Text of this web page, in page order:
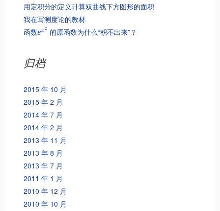
用定积分的定义计算双曲线下方图形的面积
我在写测度论的教材
函数ex2 的原函数为什么“积不出来”？
归档
2015 年 10 月
2015 年 2 月
2014 年 7 月
2014 年 2 月
2013 年 11 月
2013 年 8 月
2013 年 7 月
2011 年 1 月
2010 年 12 月
2010 年 10 月